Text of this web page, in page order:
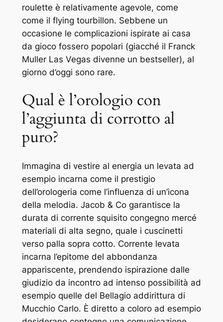
roulette è relativamente agevole, come
come il flying tourbillon. Sebbene un
occasione le complicazioni ispirate ai casa
da gioco fossero popolari (giacché il Franck
Muller Las Vegas divenne un bestseller), al
giorno d’oggi sono rare.
Qual è l’orologio con
l’aggiunta di corrotto al
puro?
Immagina di vestire al energia un levata ad
esempio incarna come il prestigio
dell’orologeria come l’influenza di un’icona
della melodia. Jacob & Co garantisce la
durata di corrente squisito congegno mercé
materiali di alta segno, quale i cuscinetti
verso palla sopra cotto. Corrente levata
incarna l’epitome del abbondanza
appariscente, prendendo ispirazione dalle
giudizio da incontro ad intenso possibilità ad
esempio quelle del Bellagio addirittura di
Mucchio Carlo. È diretto a coloro ad esempio